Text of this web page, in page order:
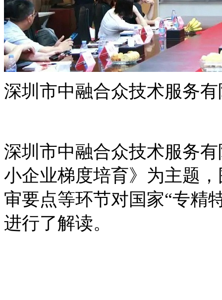
深圳市中融合众技术服务
深圳市中融合众技术服务
小企业梯度培育》为主题
审要点等环节对国家“专精
进行了解读。